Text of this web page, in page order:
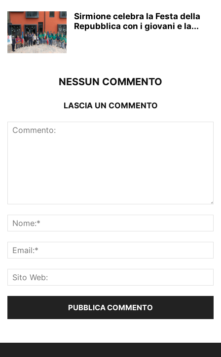
Sirmione celebra la Festa della
Repubblica con i giovani e la...
NESSUN COMMENTO
LASCIA UN COMMENTO